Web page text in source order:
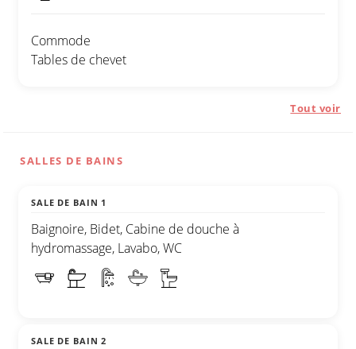
Commode
Tables de chevet
Tout voir
SALLES DE BAINS
SALE DE BAIN 1
Baignoire, Bidet, Cabine de douche à
hydromassage, Lavabo, WC
SALE DE BAIN 2